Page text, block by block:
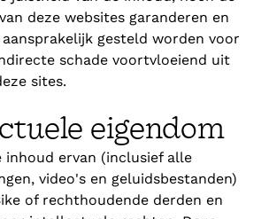
deze websites garanderen en
gesteld worden voor
schade voortvloeiend uit
sites.
eigendom
inhoud ervan (inclusief alle
video's en geluidsbestanden)
of rechthoudende derden en